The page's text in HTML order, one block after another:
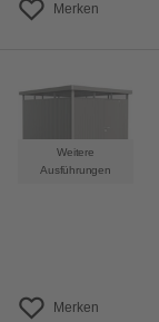
Merken
Weitere
Ausführungen
Merken